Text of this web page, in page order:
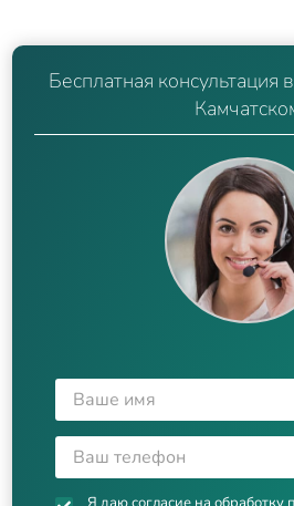
Бесплатная консультация